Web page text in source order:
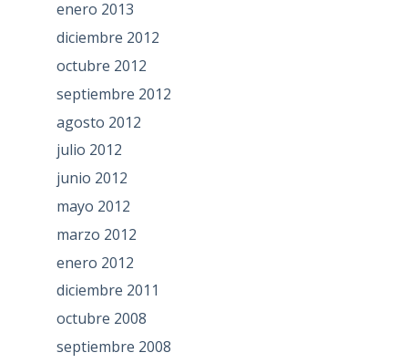
enero 2013
diciembre 2012
octubre 2012
septiembre 2012
agosto 2012
julio 2012
junio 2012
mayo 2012
marzo 2012
enero 2012
diciembre 2011
octubre 2008
septiembre 2008